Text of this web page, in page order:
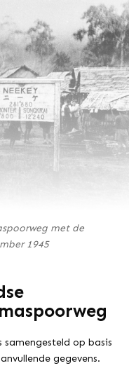
met de
1945
op basis
gegevens.